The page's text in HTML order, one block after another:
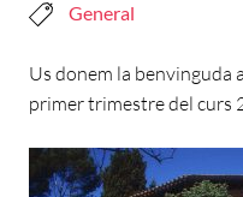
General
Us donem la benvinguda
primer trimestre del curs